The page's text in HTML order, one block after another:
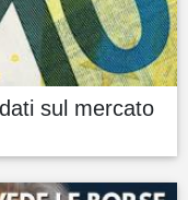
sul mercato